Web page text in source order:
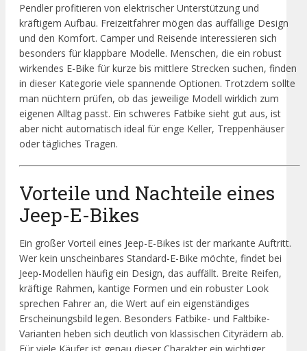
Pendler profitieren von elektrischer Unterstützung und
kräftigem Aufbau. Freizeitfahrer mögen das auffällige Design
und den Komfort. Camper und Reisende interessieren sich
besonders für klappbare Modelle. Menschen, die ein robust
wirkendes E-Bike für kurze bis mittlere Strecken suchen, finden
in dieser Kategorie viele spannende Optionen. Trotzdem sollte
man nüchtern prüfen, ob das jeweilige Modell wirklich zum
eigenen Alltag passt. Ein schweres Fatbike sieht gut aus, ist
aber nicht automatisch ideal für enge Keller, Treppenhäuser
oder tägliches Tragen.
Vorteile und Nachteile eines
Jeep-E-Bikes
Ein großer Vorteil eines Jeep-E-Bikes ist der markante Auftritt.
Wer kein unscheinbares Standard-E-Bike möchte, findet bei
Jeep-Modellen häufig ein Design, das auffällt. Breite Reifen,
kräftige Rahmen, kantige Formen und ein robuster Look
sprechen Fahrer an, die Wert auf ein eigenständiges
Erscheinungsbild legen. Besonders Fatbike- und Faltbike-
Varianten heben sich deutlich von klassischen Cityrädern ab.